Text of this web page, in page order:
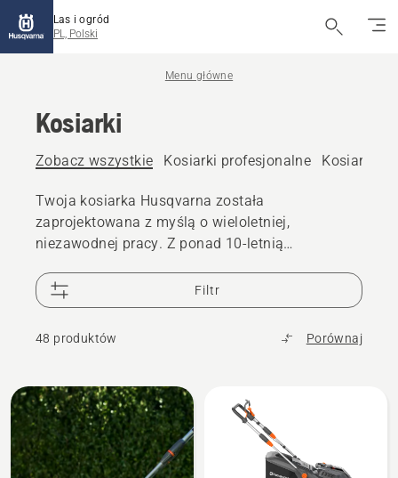
Las i ogród
PL, Polski
Menu główne
Kosiarki
Zobacz wszystkie Kosiarki profesjonalne Kosiarki
Twoja kosiarka Husqvarna została
zaprojektowana z myślą o wieloletniej,
niezawodnej pracy. Z ponad 10-letnią
000 sprzedawców na całym świecie, masz
pewność, że wsparcie jest zawsze w zasięgu ręki
Filtr
48 produktów Porównaj
Wszystkie
produkty